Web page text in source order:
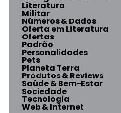
Literatura
Militar
Números & Dados
Oferta em Literatura
Ofertas
Padrão
Personalidades
Pets
Planeta Terra
Produtos & Reviews
Saúde & Bem-Estar
Sociedade
Tecnologia
Web & Internet